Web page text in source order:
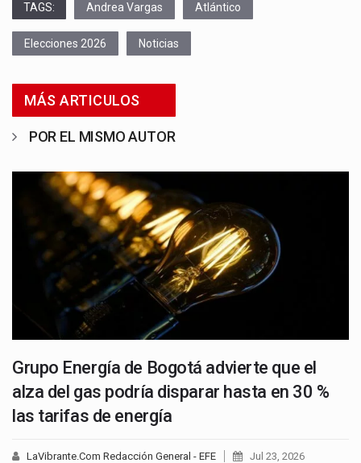
TAGS: Andrea Vargas Atlántico
Elecciones 2026 Noticias
MÁS ARTICULOS
POR EL MISMO AUTOR
Grupo Energía de Bogotá advierte que el
alza del gas podría disparar hasta en 30 %
las tarifas de energía
LaVibrante.Com Redacción General - EFE Jul 23, 2026